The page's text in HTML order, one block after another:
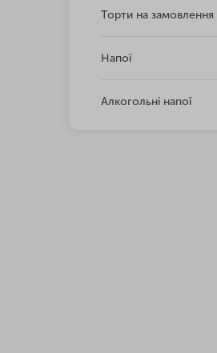
Торти на замовлення
Напої
Алкогольні напої